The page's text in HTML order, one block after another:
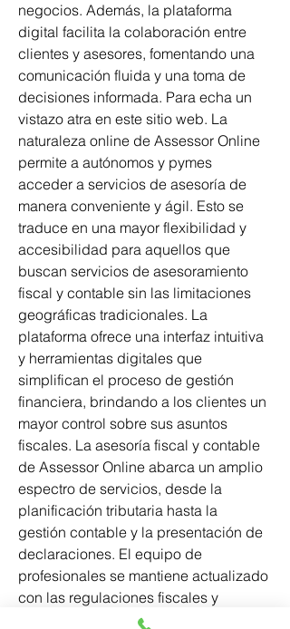
negocios. Además, la plataforma
digital facilita la colaboración entre
clientes y asesores, fomentando una
comunicación fluida y una toma de
decisiones informada. Para echa un
vistazo atra en este sitio web. La
naturaleza online de Assessor Online
permite a autónomos y pymes
acceder a servicios de asesoría de
manera conveniente y ágil. Esto se
traduce en una mayor flexibilidad y
accesibilidad para aquellos que
buscan servicios de asesoramiento
fiscal y contable sin las limitaciones
geográficas tradicionales. La
plataforma ofrece una interfaz intuitiva
y herramientas digitales que
simplifican el proceso de gestión
financiera, brindando a los clientes un
mayor control sobre sus asuntos
fiscales. La asesoría fiscal y contable
de Assessor Online abarca un amplio
espectro de servicios, desde la
planificación tributaria hasta la
gestión contable y la presentación de
declaraciones. El equipo de
profesionales se mantiene actualizado
con las regulaciones fiscales y
contables en constante evolución,